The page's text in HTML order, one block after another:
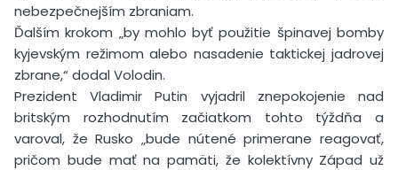
nebezpečnejším zbraniam.
Ďalším krokom „by mohlo byť použitie špinavej bomby
kyjevským režimom alebo nasadenie taktickej jadrovej
zbrane,“ dodal Volodin.
Prezident Vladimir Putin vyjadril znepokojenie nad
britským rozhodnutím začiatkom tohto týždňa a
varoval, že Rusko „bude nútené primerane reagovať,
pričom bude mať na pamäti, že kolektívny Západ už